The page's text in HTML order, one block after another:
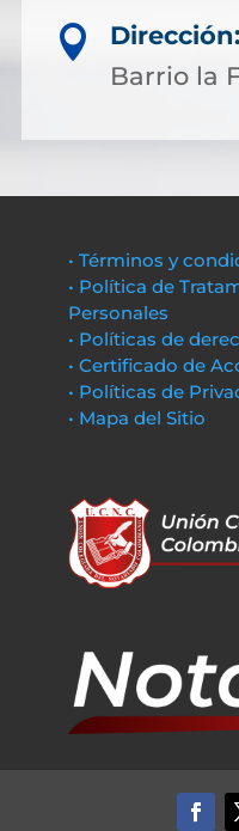

Dirección:
Barrio la
• Términos y
• Política de
Personales
• Políticas de
• Certificado de
• Políticas de
• Mapa del Sitio